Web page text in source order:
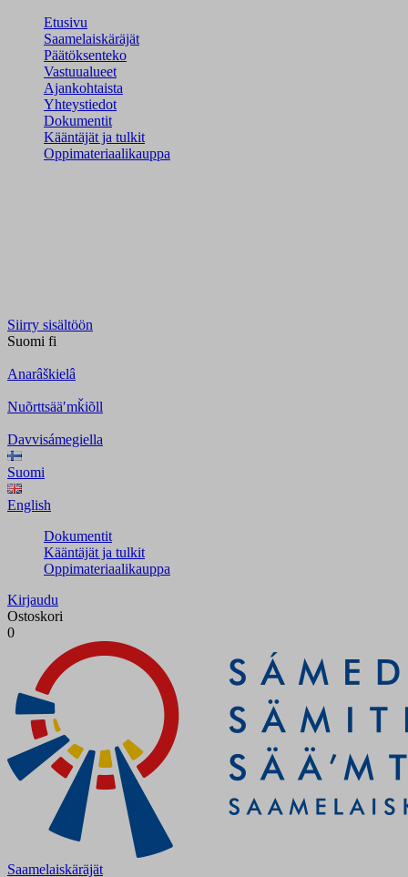
Etusivu
Saamelaiskäräjät
Päätöksenteko
Vastuualueet
Ajankohtaista
Yhteystiedot
Dokumentit
Kääntäjät ja tulkit
Oppimateriaalikauppa
Siirry sisältöön
Suomi fi
Anarâškielâ
Nuõrttsääʹmǩiõll
Davvisámegiella
Suomi
English
Dokumentit
Kääntäjät ja tulkit
Oppimateriaalikauppa
Kirjaudu
Ostoskori
0
Saamelaiskäräjät